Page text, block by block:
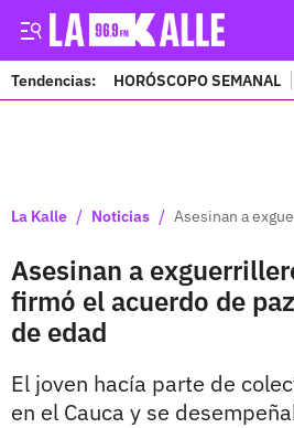
Tendencias: HORÓSCOPO SEMANAL
La Kalle / Noticias / Asesinan a
Asesinan a
firmó el acuerdo de
de edad
El joven hacía parte de
en el Cauca y se